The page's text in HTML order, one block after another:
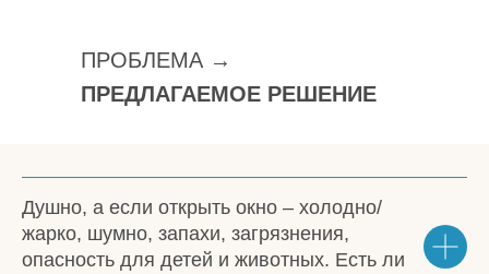
ПРОБЛЕМА →
ПРЕДЛАГАЕМОЕ РЕШЕНИЕ
Душно, а если открыть окно – холодно/
жарко, шумно, запахи, загрязнения,
опасность для детей и животных. Есть ли